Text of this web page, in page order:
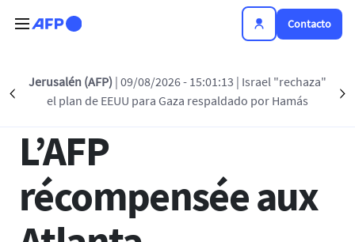
Contacto
Précédent
Jerusalén (AFP) | 09/08/2026 - 15:01:13 | Israel "rechaza"
el plan de EEUU para Gaza respaldado por Hamás
Regreso a la lista
13 NOV 2017 - 15:17
L’AFP
récompensée aux